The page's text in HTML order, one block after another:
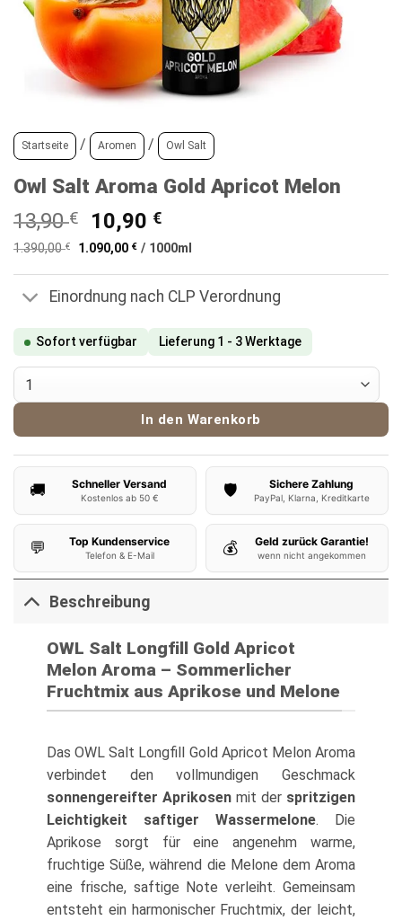
Startseite / Aromen / Owl Salt
Owl Salt Aroma Gold Apricot Melon
13,90€
Ursprünglicher
Preis
war:
13,90 €
10,90 €Aktueller
Preis
10,90 €.
1.390,00€ 1.090,00€ / 1000ml
Einordnung nach CLP Verordnung
Sofort verfügbar Lieferung 1 - 3 Werktage
Owl Salt Aroma Gold Apricot Melon Menge
In den Warenkorb
🚚 Schneller Versand
Kostenlos ab 50 € 🛡️ Sichere Zahlung
PayPal, Klarna, Kreditkarte
💬 Top Kundenservice
Telefon & E-Mail 💰 Geld zurück Garantie!
wenn nicht angekommen
Beschreibung
OWL Salt Longfill Gold Apricot
Melon Aroma – Sommerlicher
Fruchtmix aus Aprikose und Melone
Das OWL Salt Longfill Gold Apricot Melon Aroma
verbindet den vollmundigen Geschmack
sonnengereifter Aprikosenmit der spritzigen
Leichtigkeit saftiger Wassermelone. Die
Aprikose sorgt für eine angenehm warme,
fruchtige Süße, während die Melone dem Aroma
eine frische, saftige Note verleiht. Gemeinsam
entsteht ein harmonischer Fruchtmix, der leicht,